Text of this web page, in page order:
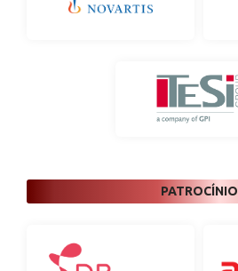
PATROCÍNIO